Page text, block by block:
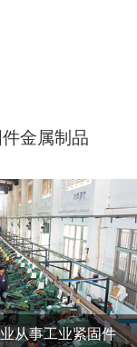
金属制品
从事工业紧固件